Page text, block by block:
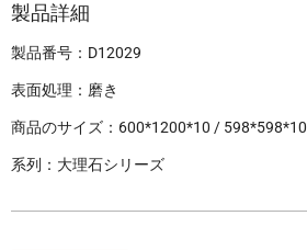
製品詳細
製品番号：D12029
表面処理：磨き
商品のサイズ：600*1200*10 / 598*598*10
系列：大理石シリーズ